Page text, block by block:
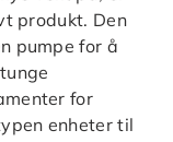
produkt. Den
pumpe for å
for
enheter til